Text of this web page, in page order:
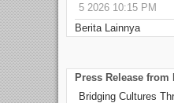
5 2026 10:15 PM
Berita Lainnya
Press Release from
Bridging Cultures